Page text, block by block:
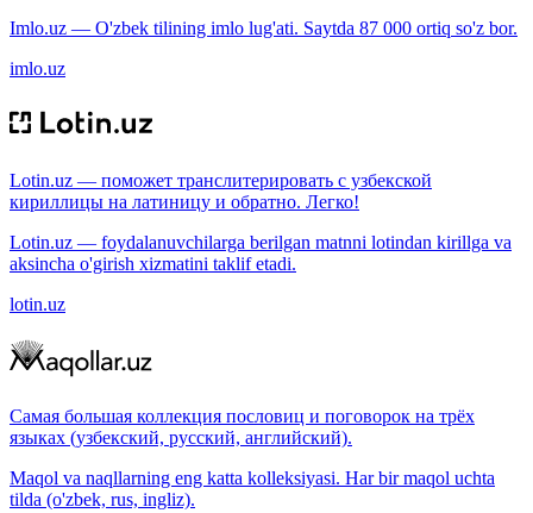
Imlo.uz — O'zbek tilining imlo lug'ati. Saytda 87 000 ortiq so'z bor.
imlo.uz
Lotin.uz — поможет транслитерировать с узбекской
кириллицы на латиницу и обратно. Легко!
Lotin.uz — foydalanuvchilarga berilgan matnni lotindan kirillga va
aksincha o'girish xizmatini taklif etadi.
lotin.uz
Самая большая коллекция пословиц и поговорок на трёх
языках (узбекский, русский, английский).
Maqol va naqllarning eng katta kolleksiyasi. Har bir maqol uchta
tilda (o'zbek, rus, ingliz).